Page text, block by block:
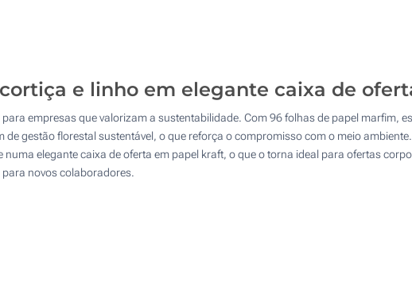
a laser (Num lado)
impressão
: Atualizar
e linho em elegante caixa de
empresas que valorizam a sustentabilidade. Com 96 folhas de papel marfim,
gestão florestal sustentável, o que reforça o compromisso com o meio
elegante caixa de oferta em papel kraft, o que o torna ideal para ofertas
novos colaboradores.